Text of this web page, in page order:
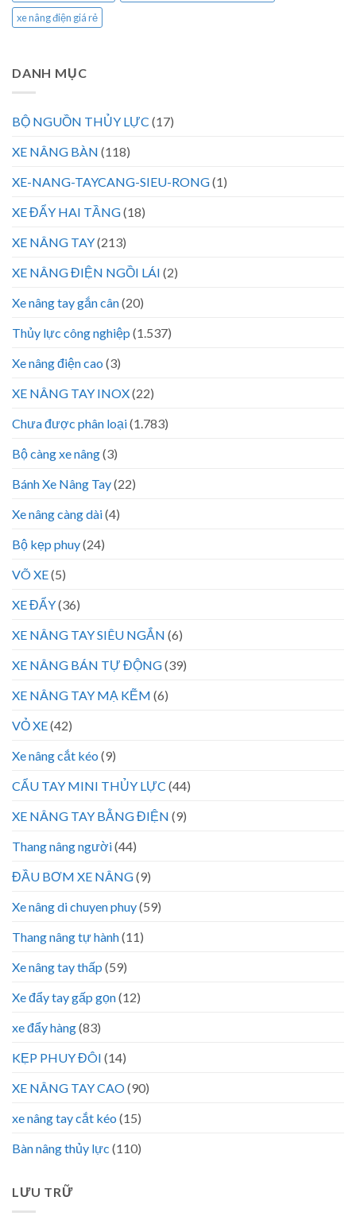
xe nâng điện giá rẻ
DANH MỤC
BỘ NGUỒN THỦY LỰC (17)
XE NÂNG BÀN (118)
XE-NANG-TAYCANG-SIEU-RONG(1)
XE ĐẨY HAI TẦNG(18)
XE NÂNG TAY(213)
XE NÂNG ĐIỆN NGỒI LÁI (2)
Xe nâng tay gắn cân(20)
Thủy lực công nghiệp (1.537)
Xe nâng điện cao (3)
XE NÂNG TAY INOX(22)
Chưa được phân loại(1.783)
Bộ càng xe nâng(3)
Bánh Xe Nâng Tay(22)
Xe nâng càng dài(4)
Bộ kẹp phuy(24)
VÕ XE(5)
XE ĐẨY(36)
XE NÂNG TAY SIÊU NGẮN (6)
XE NÂNG BÁN TỰ ĐỘNG(39)
XE NÂNG TAY MẠ KẼM (6)
VỎ XE(42)
Xe nâng cắt kéo (9)
CẨU TAY MINI THỦY LỰC (44)
XE NÂNG TAY BẰNG ĐIỆN (9)
Thang nâng người(44)
ĐẦU BƠM XE NÂNG(9)
Xe nâng di chuyen phuy(59)
Thang nâng tự hành(11)
Xe nâng tay thấp (59)
Xe đẩy tay gấp gọn(12)
xe đẩy hàng(83)
KẸP PHUY ĐÔI (14)
XE NÂNG TAY CAO(90)
xe nâng tay cắt kéo (15)
Bàn nâng thủy lực (110)
LƯU TRỮ